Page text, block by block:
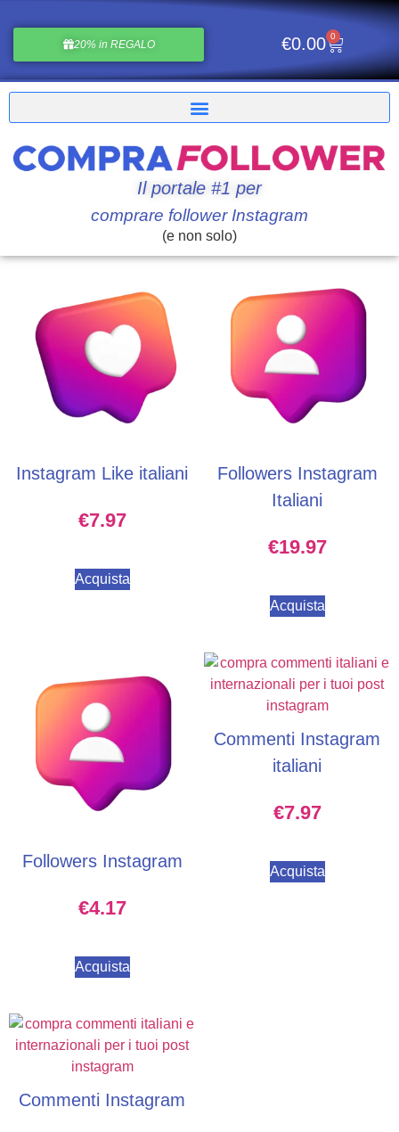
20% in REGALO €0.00 0
Il portale #1 per
comprare follower Instagram
(e non solo)
Instagram Like italiani
€7.97
Acquista
Followers Instagram
Italiani
€19.97
Acquista
Followers Instagram
€4.17
Acquista
Commenti Instagram
italiani
€7.97
Acquista
Commenti Instagram